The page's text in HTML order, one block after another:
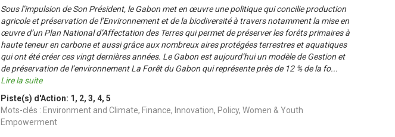
Sous l’impulsion de Son Président, le Gabon met en œuvre une politique qui concilie production
agricole et préservation de l’Environnement et de la biodiversité à travers notamment la mise en
œuvre d’un Plan National d’Affectation des Terres qui permet de préserver les forêts primaires à
haute teneur en carbone et aussi grâce aux nombreux aires protégées terrestres et aquatiques
qui ont été créer ces vingt dernières années. Le Gabon est aujourd’hui un modèle de Gestion et
de préservation de l’environnement La Forêt du Gabon qui représente près de 12 % de la fo...
Lire la suite
Piste(s) d'Action: 1 , 2, 3, 4, 5
Mots-clés : Environment and Climate, Finance, Innovation, Policy, Women & Youth
Empowerment